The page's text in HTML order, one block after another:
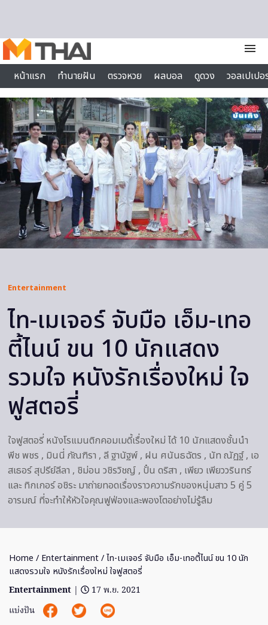
menu
หน้าแรก
ทำนายฝัน ตรวจหวย ผลบอล ดูดวง
วอลเปเป
ไลฟ์สไตล์
Entertainment
ไท-เมเจอร์ จับมือ เอ็ม-เทอ
ตี้ไนน์ ขน 10 นักแสดง
รวมใจ หนังรักเรื่องใหม่ ใจ
ฟูสตอรี่
ใจฟูสตอรี่ หนังโรแมนติกคอมเมดี้เรื่องใหม่ ได้ 10 นักแสดงชั้นนำ
พีช พชร , มินนี่ ภัณฑิรา , ลี ฐานัฐพ์ , ฝน ศนันธฉัตร , นัท ณัฏฐ์ , เอ
สเธอร์ สุปรีย์ลีลา , ชิม่อน วชิรวิชญ์ , ปั๋น ดริสา , เพียว เพียววรินทร์
และ ทิกเกอร์ อชิระ มาถ่ายทอดเรื่องราวความรักของหนุ่มสาว 5 คู่ 5
อารมณ์ ที่จะทำให้หัวใจคุณฟูฟ่องและพองโตอย่างไม่รู้ลืม
Home / Entertainment/ ไท-เมเจอร์ จับมือ เอ็ม-เทอตี้ไนน์ ขน 10 นัก
แสดงรวมใจ หนังรักเรื่องใหม่ ใจฟูสตอรี่
Entertainment |
17 พ.ย. 2021
แบ่งปัน